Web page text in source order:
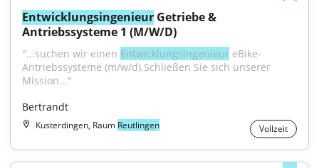
Entwicklungsingenieur Getriebe &
Antriebssysteme 1 (M/W/D)
"...suchen wir einen Entwicklungsingenieur eBike-
Antriebssysteme (m/w/d).Schließen Sie sich unserer
Mission..."
Bertrandt
Kusterdingen, Raum Reutlingen Vollzeit